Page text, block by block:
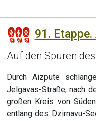
91.
Auf den Spuren
Durch Aizpute
Jelgavas-Straße, nach
großen Kreis von
entlang des Dzirnavu-